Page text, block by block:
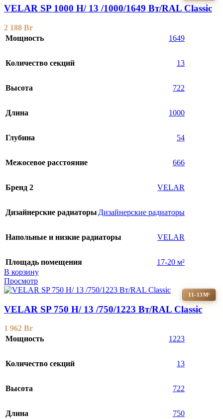
VELAR SP 1000 H/ 13 /1000/1649 Вт/RAL Classic
2 188 Br
Мощность
1649
Количество секций 13
Высота 722
Длина 1000
Глубина 54
Межосевое расстояние 666
Бренд 2 VELAR
Дизайнерские радиаторы Дизайнерские радиаторы
Напольные и низкие радиаторы VELAR
Площадь помещения
17-20 м²
В корзину
Просмотр
11-13М²
VELAR SP 750 H/ 13 /750/1223 Вт/RAL Classic
1 962 Br
Мощность
1223
Количество секций 13
Высота 722
Длина 750